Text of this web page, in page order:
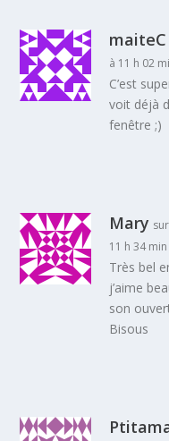
maiteC
à 11 h 02
C’est
voit déjà
fenêtre ;)
Mary
11 h 34 min
Très bel
j’aime
son
Bisous